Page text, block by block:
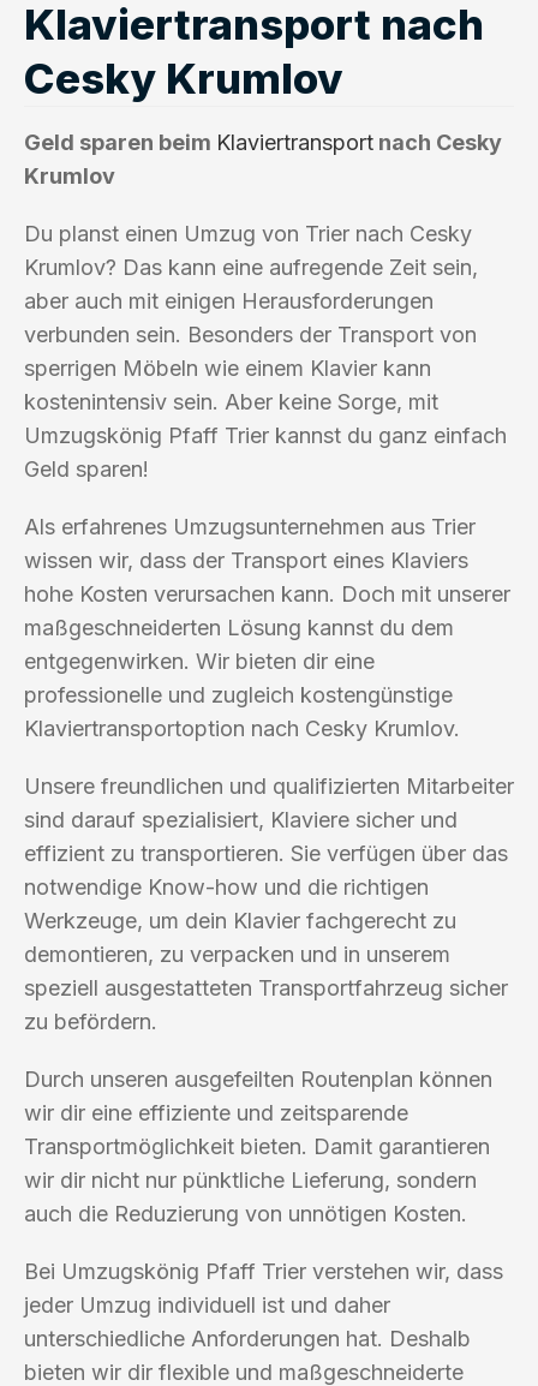
Klaviertransport nach
Cesky Krumlov
Geld sparen beim Klaviertransport nach Cesky
Krumlov
Du planst einen Umzug von Trier nach Cesky
Krumlov? Das kann eine aufregende Zeit sein,
aber auch mit einigen Herausforderungen
verbunden sein. Besonders der Transport von
sperrigen Möbeln wie einem Klavier kann
kostenintensiv sein. Aber keine Sorge, mit
Umzugskönig Pfaff Trier kannst du ganz einfach
Geld sparen!
Als erfahrenes Umzugsunternehmen aus Trier
wissen wir, dass der Transport eines Klaviers
hohe Kosten verursachen kann. Doch mit unserer
maßgeschneiderten Lösung kannst du dem
entgegenwirken. Wir bieten dir eine
professionelle und zugleich kostengünstige
Klaviertransportoption nach Cesky Krumlov.
Unsere freundlichen und qualifizierten Mitarbeiter
sind darauf spezialisiert, Klaviere sicher und
effizient zu transportieren. Sie verfügen über das
notwendige Know-how und die richtigen
Werkzeuge, um dein Klavier fachgerecht zu
demontieren, zu verpacken und in unserem
speziell ausgestatteten Transportfahrzeug sicher
zu befördern.
Durch unseren ausgefeilten Routenplan können
wir dir eine effiziente und zeitsparende
Transportmöglichkeit bieten. Damit garantieren
wir dir nicht nur pünktliche Lieferung, sondern
auch die Reduzierung von unnötigen Kosten.
Bei Umzugskönig Pfaff Trier verstehen wir, dass
jeder Umzug individuell ist und daher
unterschiedliche Anforderungen hat. Deshalb
bieten wir dir flexible und maßgeschneiderte